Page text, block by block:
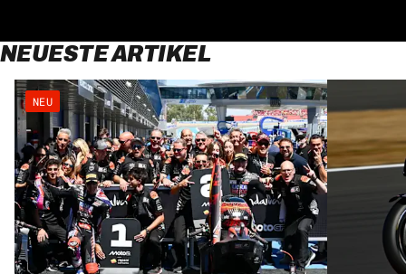
NEUESTE ARTIKEL
NEU